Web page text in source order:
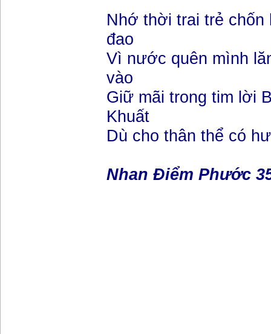
Nhớ thời trai trẻ chốn
đao
Vì nước quên mình
vào
Giữ mãi trong tim lời
Khuất
Dù cho thân thể có
Nhan Điểm Phước